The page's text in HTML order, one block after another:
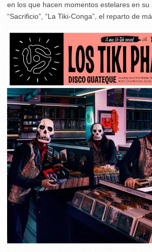
en los que hacen momentos estelares en su
“Sacrificio”, “La Tiki-Conga”, el reparto de